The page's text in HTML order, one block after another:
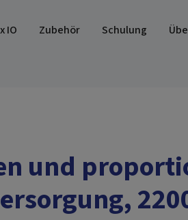
IO Zubehör Schulung
und